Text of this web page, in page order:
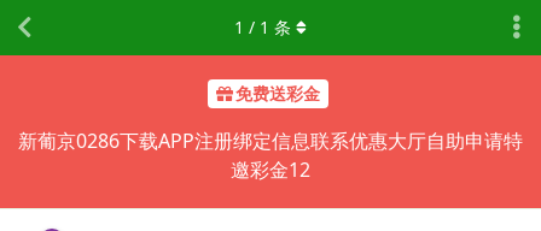
免费送彩金
新葡京0286下载APP注册绑定信息联系优惠大厅自助申请特
邀彩金12
1 / 1 条